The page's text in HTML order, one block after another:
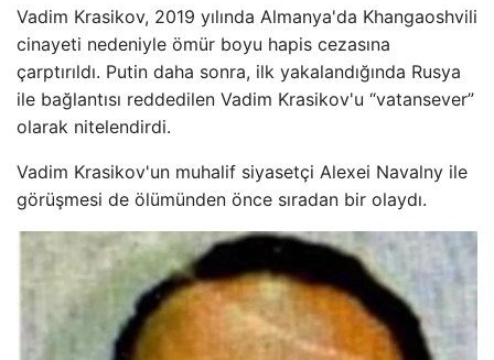
Vadim Krasikov, 2019 yılında Almanya'da Khangaoshvili
cinayeti nedeniyle ömür boyu hapis cezasına
çarptırıldı. Putin daha sonra, ilk yakalandığında Rusya
ile bağlantısı reddedilen Vadim Krasikov'u “vatansever”
olarak nitelendirdi.
Vadim Krasikov'un muhalif siyasetçi Alexei Navalny ile
görüşmesi de ölümünden önce sıradan bir olaydı.